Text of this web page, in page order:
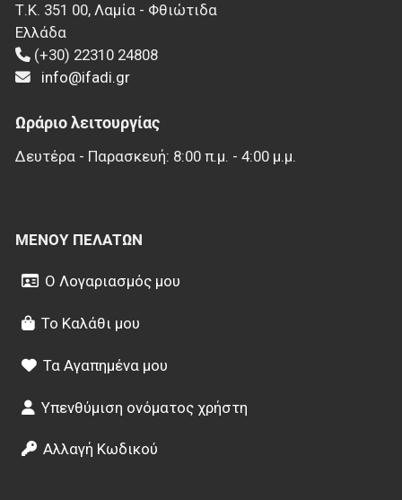
Τ.Κ. 351 00, Λαμία - Φθιώτιδα
Ελλάδα
(+30) 22310 24808
info@ifadi.gr
Ωράριο λειτουργίας
Δευτέρα - Παρασκευή: 8:00 π.μ. - 4:00 μ.μ.
ΜΕΝΟΎ ΠΕΛΑΤΏΝ
Ο Λογαριασμός μου
Το Καλάθι μου
Τα Αγαπημένα μου
Υπενθύμιση ονόματος χρήστη
Αλλαγή Κωδικού